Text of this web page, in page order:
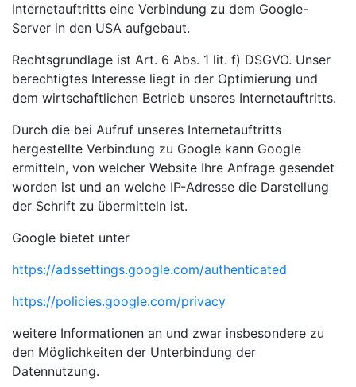
Internetauftritts eine Verbindung zu dem Google-
Server in den USA aufgebaut.
Rechtsgrundlage ist Art. 6 Abs. 1 lit. f) DSGVO. Unser
berechtigtes Interesse liegt in der Optimierung und
dem wirtschaftlichen Betrieb unseres Internetauftritts.
Durch die bei Aufruf unseres Internetauftritts
hergestellte Verbindung zu Google kann Google
ermitteln, von welcher Website Ihre Anfrage gesendet
worden ist und an welche IP-Adresse die Darstellung
der Schrift zu übermitteln ist.
Google bietet unter
https://adssettings.google.com/authenticated
https://policies.google.com/privacy
weitere Informationen an und zwar insbesondere zu
den Möglichkeiten der Unterbindung der
Datennutzung.